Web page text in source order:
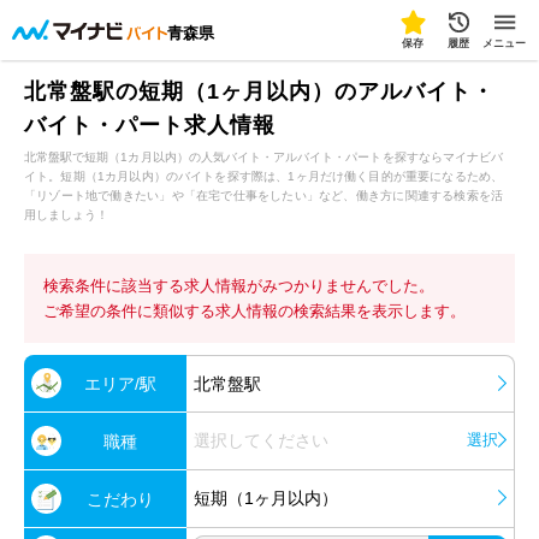
青森県
保存 履歴 メニュー
北常盤駅の短期（1ヶ月以内）のアルバイト・
バイト・パート求人情報
北常盤駅で短期（1カ月以内）の人気バイト・アルバイト・パートを探すならマイナビバ
イト。短期（1カ月以内）のバイトを探す際は、1ヶ月だけ働く目的が重要になるため、
「リゾート地で働きたい」や「在宅で仕事をしたい」など、働き方に関連する検索を活
用しましょう！
検索条件に該当する求人情報がみつかりませんでした。
ご希望の条件に類似する求人情報の検索結果を表示します。
エリア/駅 北常盤駅
職種 選択してください 選択
こだわり 短期（1ヶ月以内）